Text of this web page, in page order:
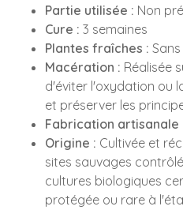
Partie utilisée : Non
Cure : 3 semaines
Plantes fraîches :
Macération : Réalisée
d'éviter l'oxydation ou
et préserver les
Fabrication artisanale
Origine : Cultivée et
sites sauvages
cultures biologiques
protégée ou rare à